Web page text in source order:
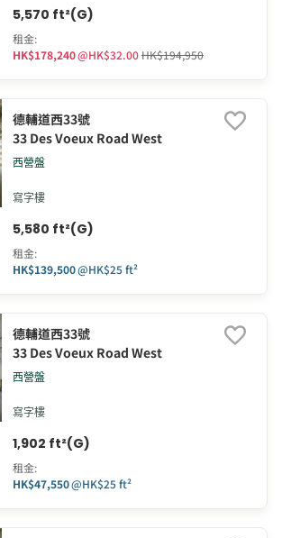
5,570 ft²(G)
租金:
HK$178,240@HK$32.00HK$194,950
德輔道西33號
33 Des Voeux Road West
西營盤
寫字樓
5,580 ft²(G)
租金:
HK$139,500@HK$25 ft²
德輔道西33號
33 Des Voeux Road West
西營盤
寫字樓
1,902 ft²(G)
租金:
HK$47,550@HK$25 ft²